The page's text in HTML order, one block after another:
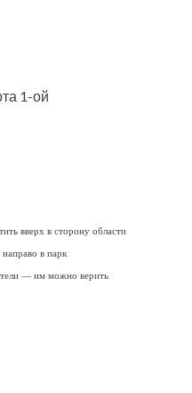
1-ой
вверх в сторону области
в парк
— им можно верить